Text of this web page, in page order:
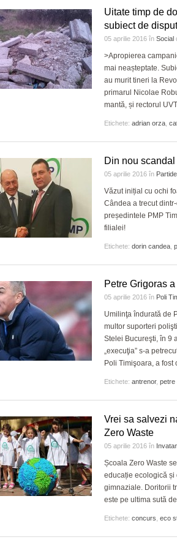
Uitate timp de
subiect de
05 aprilie 2016 în Social
>Apropierea
mai neașteptate.
au murit tineri la
primarul Nicolae
mantă, și rectorul
Etichete: adrian orza
Din nou
05 aprilie 2016 în Partide
Văzut inițial cu ochi
Cândea a trecut
președintele PMP
filialei!
Etichete: dorin candea
Petre Grigoras
05 aprilie 2016 în Poli
Umilinţa îndurată de
multor suporteri
Stelei Bucureşti, în 9
„execuţia” s-a
Poli Timişoara, a
Etichete: antrenor, petre
Vrei sa salvezi
Zero Waste
05 aprilie 2016 în
Școala Zero Waste
educație ecologică și
gimnaziale. Doritorii
este pe ultima sută
Etichete: concurs eco